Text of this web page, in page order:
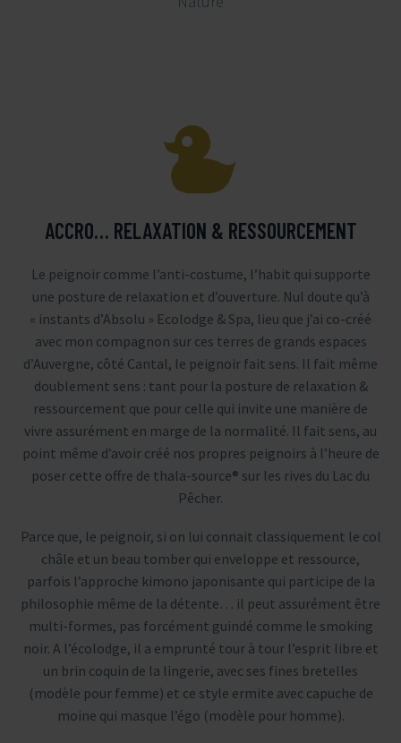


ACCRO… RELAXATION & RESSOURCEMENT
Le peignoir comme l’anti-costume, l’habit qui supporte
une posture de relaxation et d’ouverture. Nul doute qu’à
« instants d’Absolu » Ecolodge & Spa, lieu que j’ai co-créé
avec mon compagnon sur ces terres de grands espaces
d’Auvergne, côté Cantal, le peignoir fait sens. Il fait même
doublement sens : tant pour la posture de relaxation &
ressourcement que pour celle qui invite une manière de
vivre assurément en marge de la normalité. Il fait sens, au
point même d’avoir créé nos propres peignoirs à l’heure de
poser cette offre de thala-source® sur les rives du Lac du
Pêcher.
Parce que, le peignoir, si on lui connait classiquement le col
châle et un beau tomber qui enveloppe et ressource,
parfois l’approche kimono japonisante qui participe de la
philosophie même de la détente… il peut assurément être
multi-formes, pas forcément guindé comme le smoking
noir. A l’écolodge, il a emprunté tour à tour l’esprit libre et
un brin coquin de la lingerie, avec ses fines bretelles
(modèle pour femme) et ce style ermite avec capuche de
moine qui masque l’égo (modèle pour homme).